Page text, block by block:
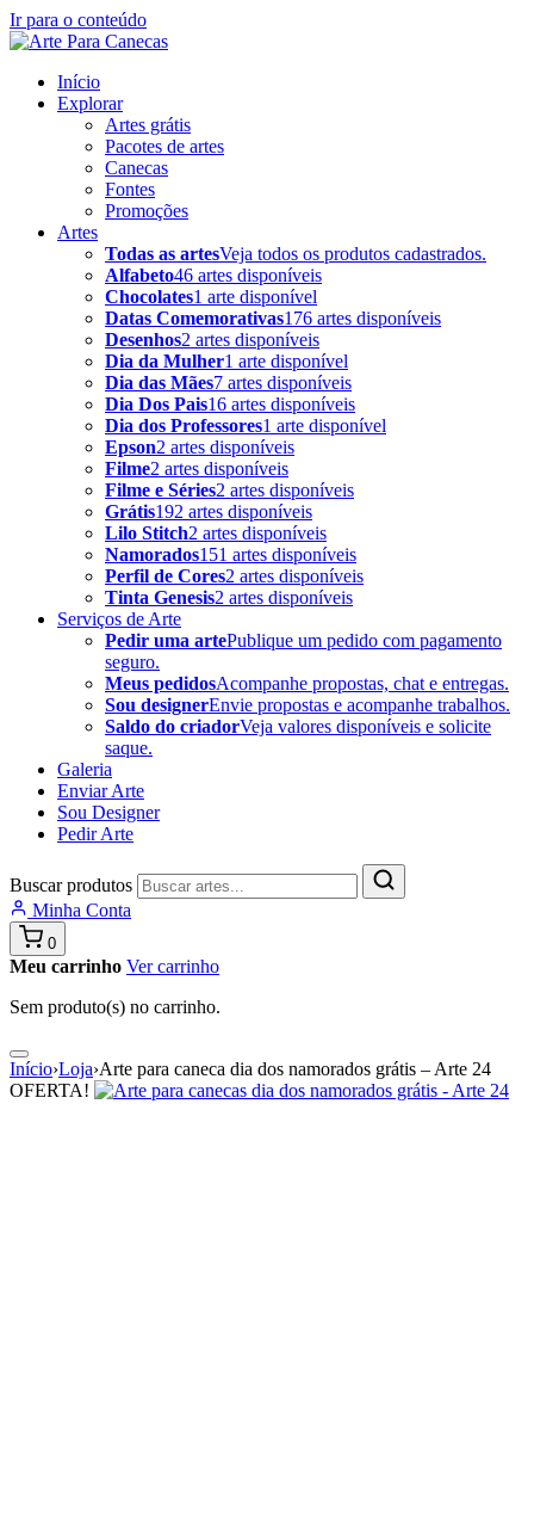
Ir para o conteúdo
Início
Explorar
Artes grátis
Pacotes de artes
Canecas
Fontes
Promoções
Artes
Todas as artesVeja todos os produtos cadastrados.
Alfabeto46 artes disponíveis
Chocolates1 arte disponível
Datas Comemorativas176 artes disponíveis
Desenhos2 artes disponíveis
Dia da Mulher1 arte disponível
Dia das Mães7 artes disponíveis
Dia Dos Pais16 artes disponíveis
Dia dos Professores1 arte disponível
Epson2 artes disponíveis
Filme2 artes disponíveis
Filme e Séries2 artes disponíveis
Grátis192 artes disponíveis
Lilo Stitch2 artes disponíveis
Namorados151 artes disponíveis
Perfil de Cores2 artes disponíveis
Tinta Genesis2 artes disponíveis
Serviços de Arte
Pedir uma artePublique um pedido com pagamento
seguro.
Meus pedidosAcompanhe propostas, chat e entregas.
Sou designerEnvie propostas e acompanhe trabalhos.
Saldo do criadorVeja valores disponíveis e solicite
saque.
Galeria
Enviar Arte
Sou Designer
Pedir Arte
Buscar produtos
Minha Conta
0
Meu carrinho Ver carrinho
Sem produto(s) no carrinho.
Início›Loja›Arte para caneca dia dos namorados grátis – Arte 24
OFERTA!